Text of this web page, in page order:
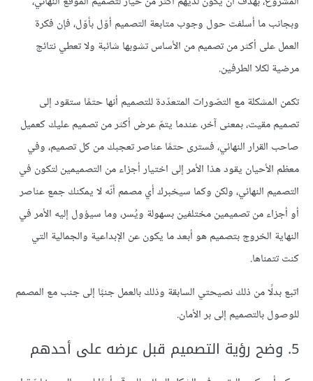
وبجانب ما أسلفت حول وجوب متابعة التصميم أوّل بأوّل، فإن فكرة
العمل على أكثر من تصميم من الأساس تشوبها شائبة ولا تعطي نتائج
مرضية لكلا الطرفين.
تكمن المشكلة مع التصّورات المتعدّدة للتصميم أنها حتمًا ستقود إلى
تصميم مقيت، بمعنى آخر، عندما يتمّ عرض أكثر من تصميم عليك كعميل
صاحب القرار النهائي، فسترى حتمًا عناصر تعجبك من كل تصميم، وفي
معظم الأحيان يقود هذا الأمر إلى اختيار أجزاء من التصميمين لتكون في
التصميم النهائي، ولكن وكما سيخبرك أي مصمم أنّه لا يمكنك جمع عناصر
أو أجزاء من تصميمين مختلفين بسهولة ويُسر، وما سيؤول إليه الأمر في
النهاية الخروج بتصميم هو أبعد ما يكون عن الإبداعية والجمالية التي
كنت تتمناها.
اتبع بدلًا من ذلك نصيحتي السابقة وذلك بالعمل جنبًا إلى جنب مع المصمم
للوصول بالتصميم إلى بر الأمان.
5. وضح رؤية التصميم قبل عرضه على أحدهم